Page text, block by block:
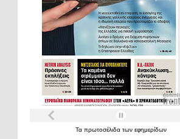
Τα πρωτοσέλιδα των εφημερίδων